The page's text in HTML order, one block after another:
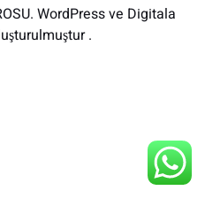
WordPress ve Digitala
.